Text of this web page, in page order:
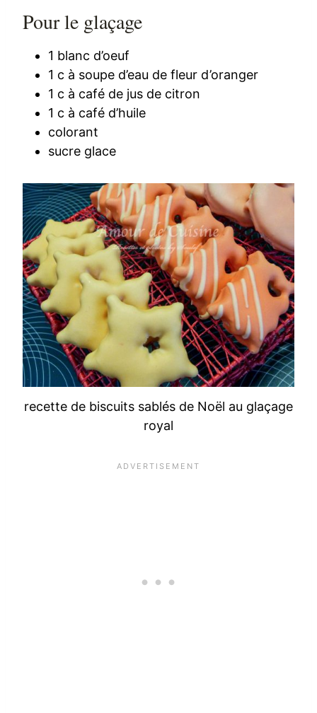
Pour le glaçage
1 blanc d’oeuf
1 c à soupe d’eau de fleur d’oranger
1 c à café de jus de citron
1 c à café d’huile
colorant
sucre glace
recette de biscuits sablés de Noël au glaçage
royal